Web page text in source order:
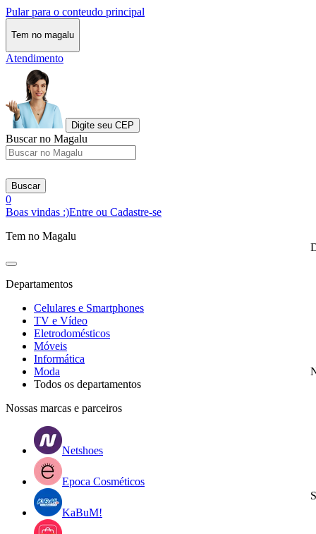
Pular para o conteudo principal
Tem no magalu
Atendimento
Digite seu CEP
Buscar no Magalu
Buscar
0
Boas vindas :)Entre ou Cadastre-se
Tem no Magalu
Departamentos
Celulares e Smartphones
TV e Vídeo
Eletrodomésticos
Móveis
Informática
Moda
Todos os departamentos
Nossas marcas e parceiros
Netshoes
Epoca Cosméticos
KaBuM!